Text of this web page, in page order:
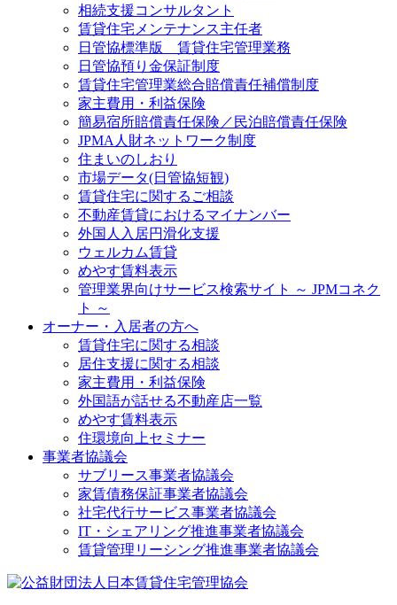
相続支援コンサルタント
賃貸住宅メンテナンス主任者
日管協標準版 賃貸住宅管理業務
日管協預り金保証制度
賃貸住宅管理業総合賠償責任補償制度
家主費用・利益保険
簡易宿所賠償責任保険／民泊賠償責任保険
JPMA人財ネットワーク制度
住まいのしおり
市場データ(日管協短観)
賃貸住宅に関するご相談
不動産賃貸におけるマイナンバー
外国人入居円滑化支援
ウェルカム賃貸
めやす賃料表示
管理業界向けサービス検索サイト ～ JPMコネク
ト ～
オーナー・入居者の方へ
賃貸住宅に関する相談
居住支援に関する相談
家主費用・利益保険
外国語が話せる不動産店一覧
めやす賃料表示
住環境向上セミナー
事業者協議会
サブリース事業者協議会
家賃債務保証事業者協議会
社宅代行サービス事業者協議会
IT・シェアリング推進事業者協議会
賃貸管理リーシング推進事業者協議会